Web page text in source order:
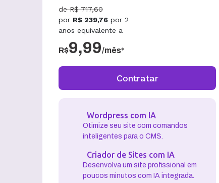
de R$ 717,60
por R$ 239,76 por 2
anos equivalente a
R$9,99/mês*
Contratar
Wordpress com IA
Otimize seu site com comandos
inteligentes para o CMS.
Criador de Sites com IA
Desenvolva um site profissional em
poucos minutos com IA integrada.